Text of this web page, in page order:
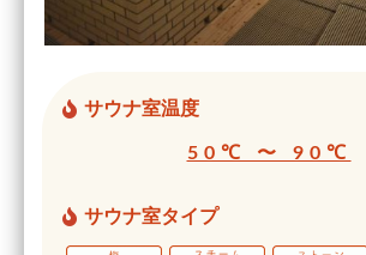
サウナ室温度
50℃ 〜 90℃
サウナ室タイプ